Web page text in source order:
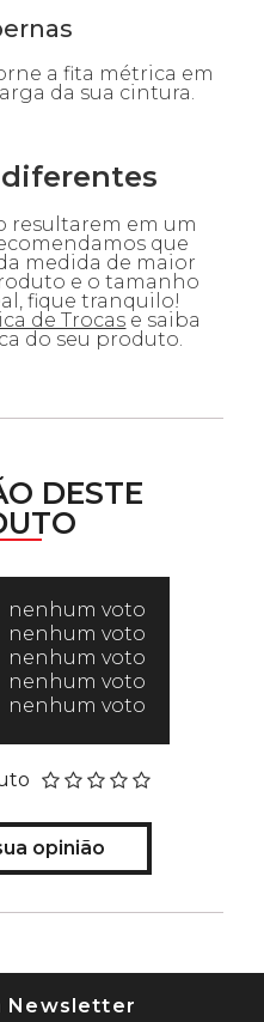
a fita métrica em
da sua cintura.
resultarem em um
que
medida de maior
e o tamanho
fique tranquilo!
de Trocas e saiba
do seu produto.
DESTE
nenhum voto
nenhum voto
nenhum voto
nenhum voto
nenhum voto
opinião
Newsletter